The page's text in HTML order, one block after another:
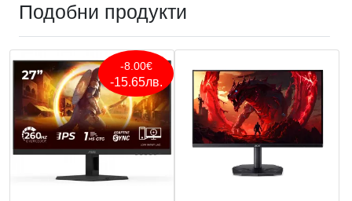
Подобни продукти
-8.00€
-15.65лв.